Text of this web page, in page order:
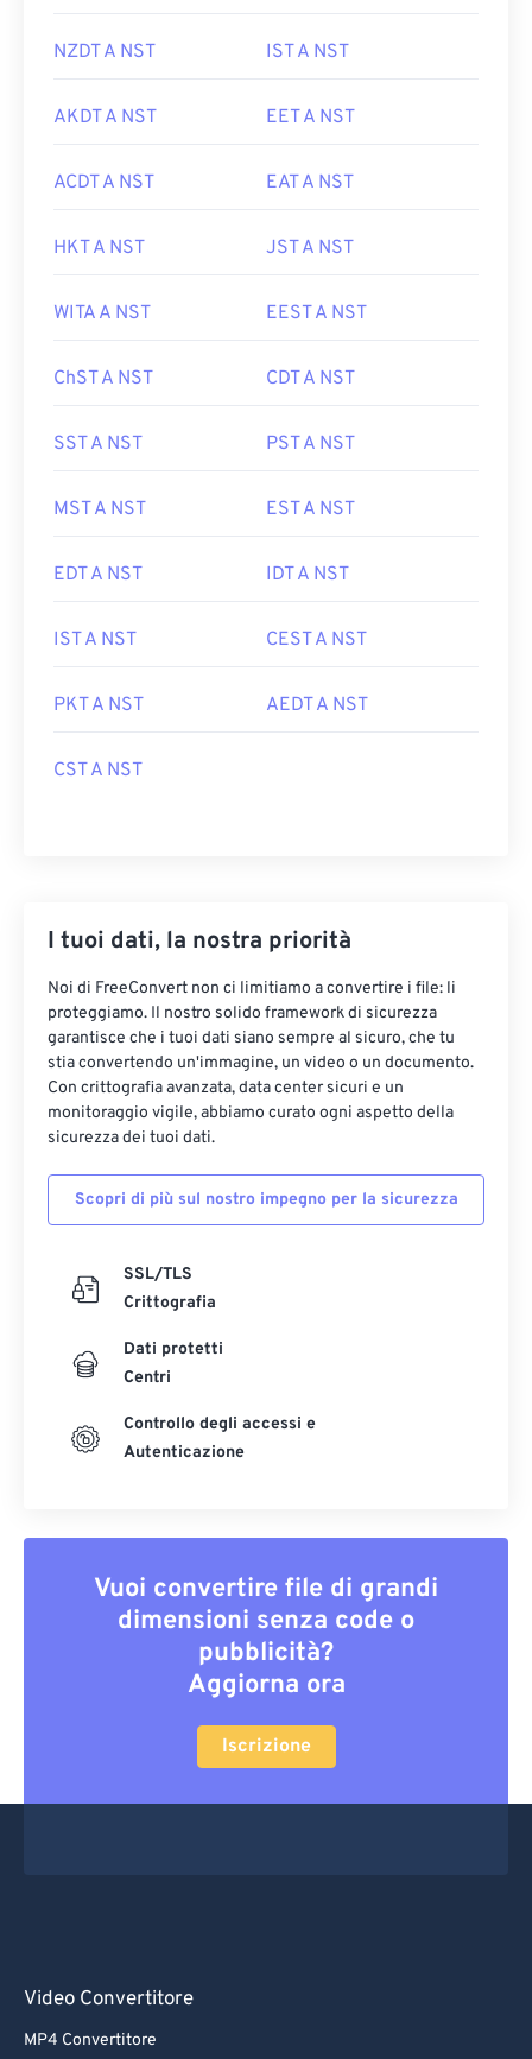
NZDT A NST IST A NST
AKDT A NST EET A NST
ACDT A NST EAT A NST
HKT A NST JST A NST
WITA A NST EEST A NST
ChST A NST CDT A NST
SST A NST PST A NST
MST A NST EST A NST
EDT A NST IDT A NST
IST A NST CEST A NST
PKT A NST AEDT A NST
CST A NST
I tuoi dati, la nostra priorità
Noi di FreeConvert non ci limitiamo a convertire i file: li
proteggiamo. Il nostro solido framework di sicurezza
garantisce che i tuoi dati siano sempre al sicuro, che tu
stia convertendo un'immagine, un video o un documento.
Con crittografia avanzata, data center sicuri e un
monitoraggio vigile, abbiamo curato ogni aspetto della
sicurezza dei tuoi dati.
Scopri di più sul nostro impegno per la sicurezza
SSL/TLS
Crittografia
Dati protetti
Centri
Controllo degli accessi e
Autenticazione
Vuoi convertire file di grandi
dimensioni senza code o
pubblicità?
Aggiorna ora
Iscrizione
Video Convertitore
MP4 Convertitore